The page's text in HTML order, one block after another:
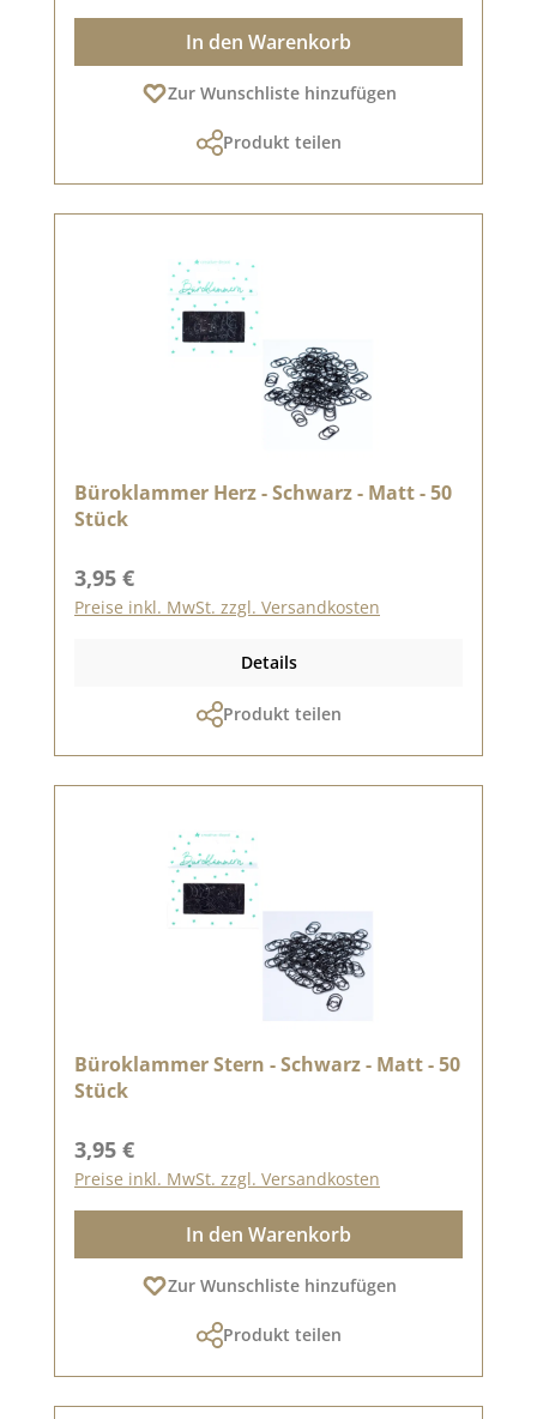
In den Warenkorb
Zur Wunschliste hinzufügen
Produkt teilen
Büroklammer Herz - Schwarz - Matt - 50
Stück
Regulärer Preis:
3,95 €
Preise inkl. MwSt. zzgl. Versandkosten
Details
Produkt teilen
Büroklammer Stern - Schwarz - Matt - 50
Stück
Regulärer Preis:
3,95 €
Preise inkl. MwSt. zzgl. Versandkosten
In den Warenkorb
Zur Wunschliste hinzufügen
Produkt teilen